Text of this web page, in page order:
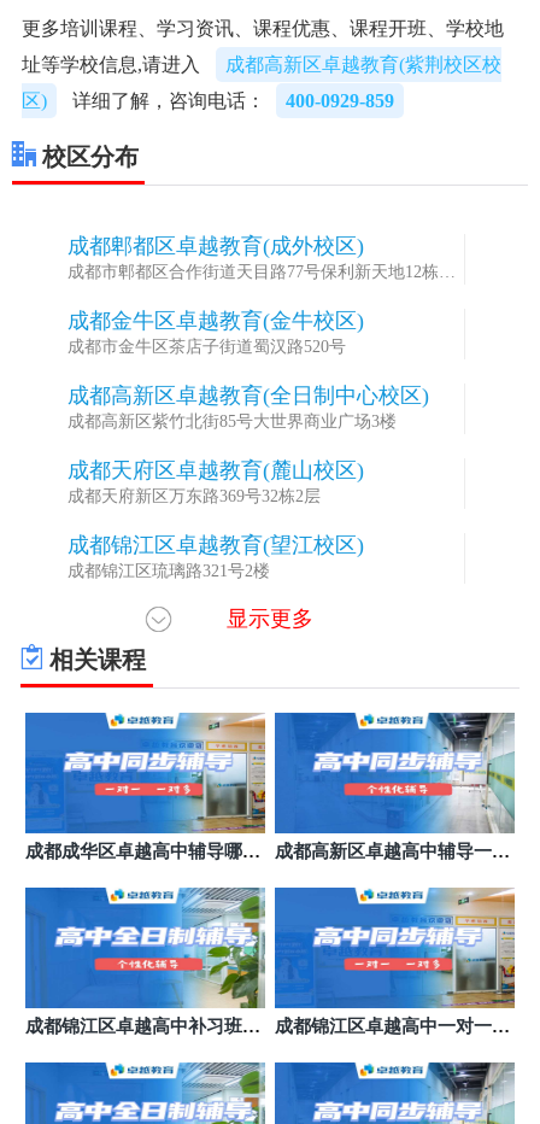
更多培训课程、学习资讯、课程优惠、课程开班、学校地
址等学校信息,请进入
成都高新区卓越教育(紫荆校区校
区)
详细了解，咨询电话： 400-0929-859
校区分布
成都郫都区卓越教育(成外校区)
成都市郫都区合作街道天目路77号保利新天地12栋一
成都金牛区卓越教育(金牛校区)
成都市金牛区茶店子街道蜀汉路520号
成都高新区卓越教育(全日制中心校区)
成都高新区紫竹北街85号大世界商业广场3楼
成都天府区卓越教育(麓山校区)
成都天府新区万东路369号32栋2层
成都锦江区卓越教育(望江校区)
成都锦江区琉璃路321号2楼
成都锦江区卓越教育(橡树林校区)
成都锦江区锦华万达对面橡果里美食广场2楼
成都高新区卓越教育(紫荆校区校区)
成都高新区紫竹北街85号大世界商业广场2楼
8 成都成华区卓越教育(乐学教育校区)
成都成华区建和路81号2楼
显示更多
相关课程
成都成华区卓越高中辅导哪个
成都高新区卓越高中辅导一对
成都锦江区卓越高中补习班暑
成都锦江区卓越高中一对一收